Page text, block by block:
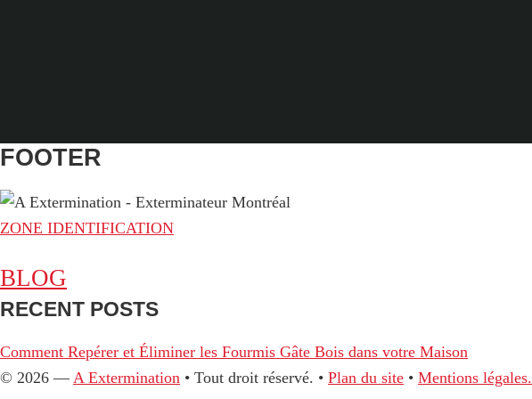
FOOTER
ZONE IDENTIFICATION
BLOG
RECENT POSTS
Comment Repérer et Éliminer les Fourmis Gâte Bois dans votre Maison
© 2026 — A Extermination • Tout droit réservé. • Plan du site • Mentions légales.